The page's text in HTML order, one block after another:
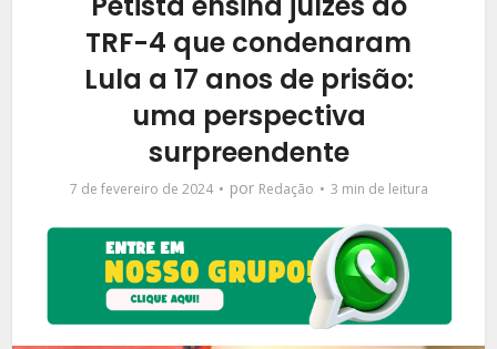
TRF-4 que condenaram
Lula a 17 anos de prisão:
uma perspectiva
surpreendente
7 de fevereiro de 2024 por Redação 3 min de leitura